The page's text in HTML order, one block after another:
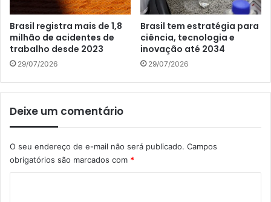
Brasil registra mais de 1,8
milhão de acidentes de
trabalho desde 2023
29/07/2026
Brasil tem estratégia para
ciência, tecnologia e
inovação até 2034
29/07/2026
Deixe um comentário
O seu endereço de e-mail não será publicado. Campos
obrigatórios são marcados com *